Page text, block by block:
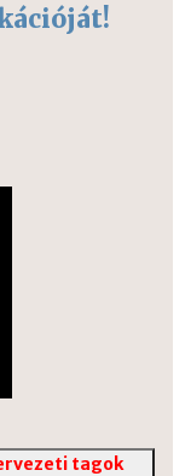
tagok